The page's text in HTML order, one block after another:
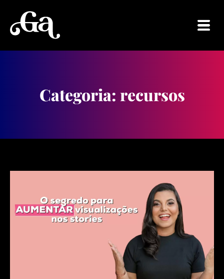
Categoria: recursos